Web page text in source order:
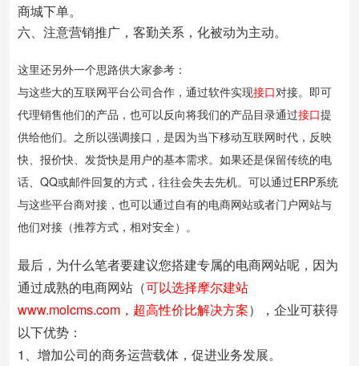
商城下单。
六、注意营销推广，客勤关系，化被动为主动。
这里还另外一个思路供大家参考：
与这些大的互联网平台公司合作，通过软件实现接口对接。即可
代理销售他们的产品，也可以反向将我们的产品目录通过接口提
供给他们。之所以强调接口，是因为当下移动互联网时代，反映
快、报价快、发货快是用户的基本需求。如果还是保留传统的电
话、QQ或邮件回复的方式，往往会失去先机。可以通过ERP系统
与这些平台商对接，也可以通过自有的电商网站或者门户网站与
他们对接（推荐方式，相对安全）。
最后，为什么笔者要建议您搭建专属的电商网站呢，因为
通过成熟的电商网站（可以选择摩尔建站
www.molcms.com，超高性价比解决方案），企业可获得
以下优势：
1、增加公司的商务运营载体，促进业务发展。